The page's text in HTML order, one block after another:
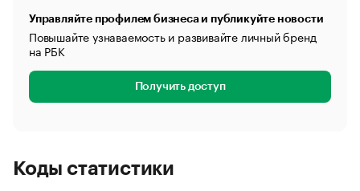
Управляйте профилем бизнеса и публикуйте новости
Повышайте узнаваемость и развивайте личный бренд
на РБК
Получить доступ
Коды статистики